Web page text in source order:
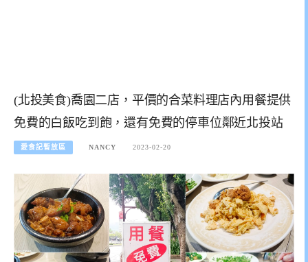
(北投美食)喬園二店，平價的合菜料理店內用餐提供
免費的白飯吃到飽，還有免費的停車位鄰近北投站
愛食記暫放區 NANCY 2023-02-20